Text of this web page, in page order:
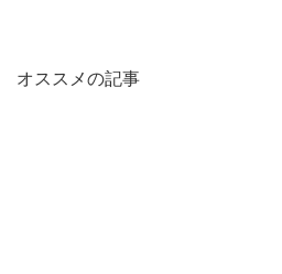
オススメの記事